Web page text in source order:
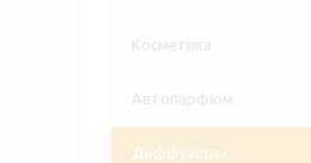
Косметика
Автопарфюм
Диффузоры